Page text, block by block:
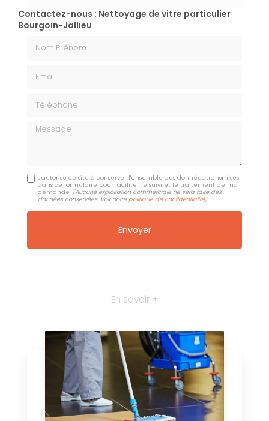
Contactez-nous : Nettoyage de vitre particulier
Bourgoin-Jallieu
Message
J'autorise ce site à conserver l'ensemble des données transmises
dans ce formulaire pour faciliter le suivi et le traitement de ma
demande. (Aucune exploitation commerciale ne sera faite des
données conservées. Voir notre politique de confidentialité)
En savoir +